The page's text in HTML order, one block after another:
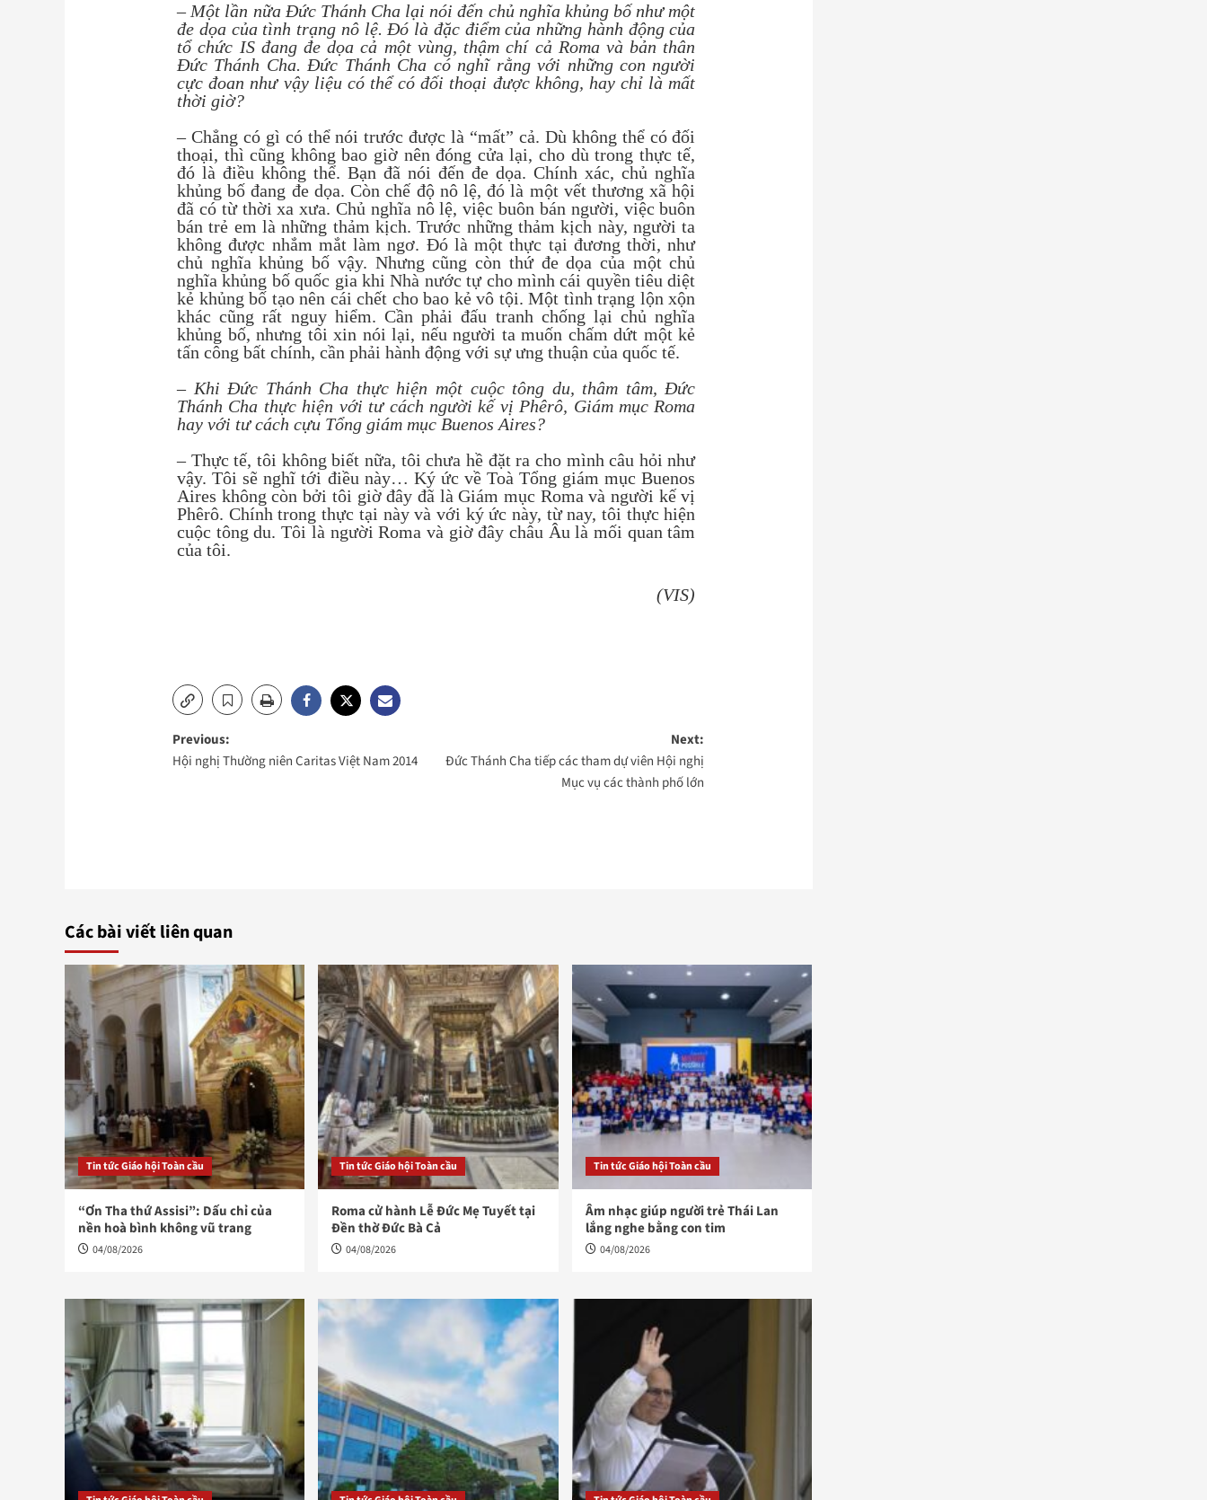
– Một lần nữa Đức Thánh Cha lại nói đến chủ nghĩa khủng bố như một
đe dọa của tình trạng nô lệ. Đó là đặc điểm của những hành động của
tổ chức IS đang đe dọa cả một vùng, thậm chí cả Roma và bản thân
Đức Thánh Cha. Đức Thánh Cha có nghĩ rằng với những con người
cực đoan như vậy liệu có thể có đối thoại được không, hay chỉ là mất
thời giờ?
– Chẳng có gì có thể nói trước được là “mất” cả. Dù không thể có đối
thoại, thì cũng không bao giờ nên đóng cửa lại, cho dù trong thực tế,
đó là điều không thể. Bạn đã nói đến đe dọa. Chính xác, chủ nghĩa
khủng bố đang đe dọa. Còn chế độ nô lệ, đó là một vết thương xã hội
đã có từ thời xa xưa. Chủ nghĩa nô lệ, việc buôn bán người, việc buôn
bán trẻ em là những thảm kịch. Trước những thảm kịch này, người ta
không được nhắm mắt làm ngơ. Đó là một thực tại đương thời, như
chủ nghĩa khủng bố vậy. Nhưng cũng còn thứ đe dọa của một chủ
nghĩa khủng bố quốc gia khi Nhà nước tự cho mình cái quyền tiêu diệt
kẻ khủng bố tạo nên cái chết cho bao kẻ vô tội. Một tình trạng lộn xộn
khác cũng rất nguy hiểm. Cần phải đấu tranh chống lại chủ nghĩa
khủng bố, nhưng tôi xin nói lại, nếu người ta muốn chấm dứt một kẻ
tấn công bất chính, cần phải hành động với sự ưng thuận của quốc tế.
– Khi Đức Thánh Cha thực hiện một cuộc tông du, thâm tâm, Đức
Thánh Cha thực hiện với tư cách người kế vị Phêrô, Giám mục Roma
hay với tư cách cựu Tổng giám mục Buenos Aires?
– Thực tế, tôi không biết nữa, tôi chưa hề đặt ra cho mình câu hỏi như
vậy. Tôi sẽ nghĩ tới điều này… Ký ức về Toà Tổng giám mục Buenos
Aires không còn bởi tôi giờ đây đã là Giám mục Roma và người kế vị
Phêrô. Chính trong thực tại này và với ký ức này, từ nay, tôi thực hiện
cuộc tông du. Tôi là người Roma và giờ đây châu Âu là mối quan tâm
của tôi.
(VIS)
Post
navigation
Previous:
Hội nghị Thường niên Caritas Việt Nam 2014
Next:
Đức Thánh Cha tiếp các tham dự viên Hội nghị
Mục vụ các thành phố lớn
Các bài viết liên quan
Tin tức Giáo hội Toàn cầu
“Ơn Tha thứ Assisi”: Dấu chỉ của
nền hoà bình không vũ trang
04/08/2026
Tin tức Giáo hội Toàn cầu
Roma cử hành Lễ Đức Mẹ Tuyết tại
Đền thờ Đức Bà Cả
04/08/2026
Tin tức Giáo hội Toàn cầu
Âm nhạc giúp người trẻ Thái Lan
lắng nghe bằng con tim
04/08/2026